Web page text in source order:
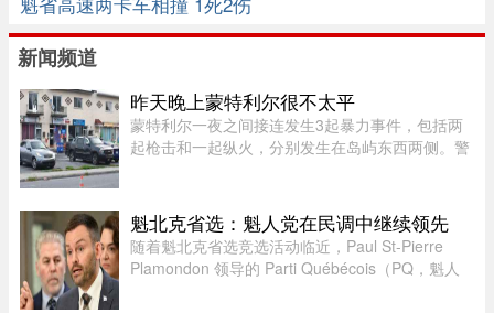
新闻频道
昨天晚上蒙特利尔很不太平
蒙特利尔一夜之间接连发生3起暴力事件，包括两
起枪击和一起纵火，分别发生在岛屿东西两侧。警
大道发生枪击。一名嫌疑人 ...
魁北克省选：魁人党在民调中继续领先
随着魁北克省选竞选活动临近，Paul St-Pierre
Plamondon 领导的 Parti Québécois（PQ，魁人